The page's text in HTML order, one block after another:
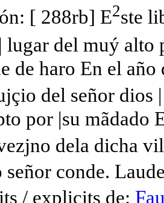
[ 288rb] E2ste
lugar del muý alto
de haro En el
del señor dios
por |su mãdado
dela dicha
señor conde.
/ explicits de: